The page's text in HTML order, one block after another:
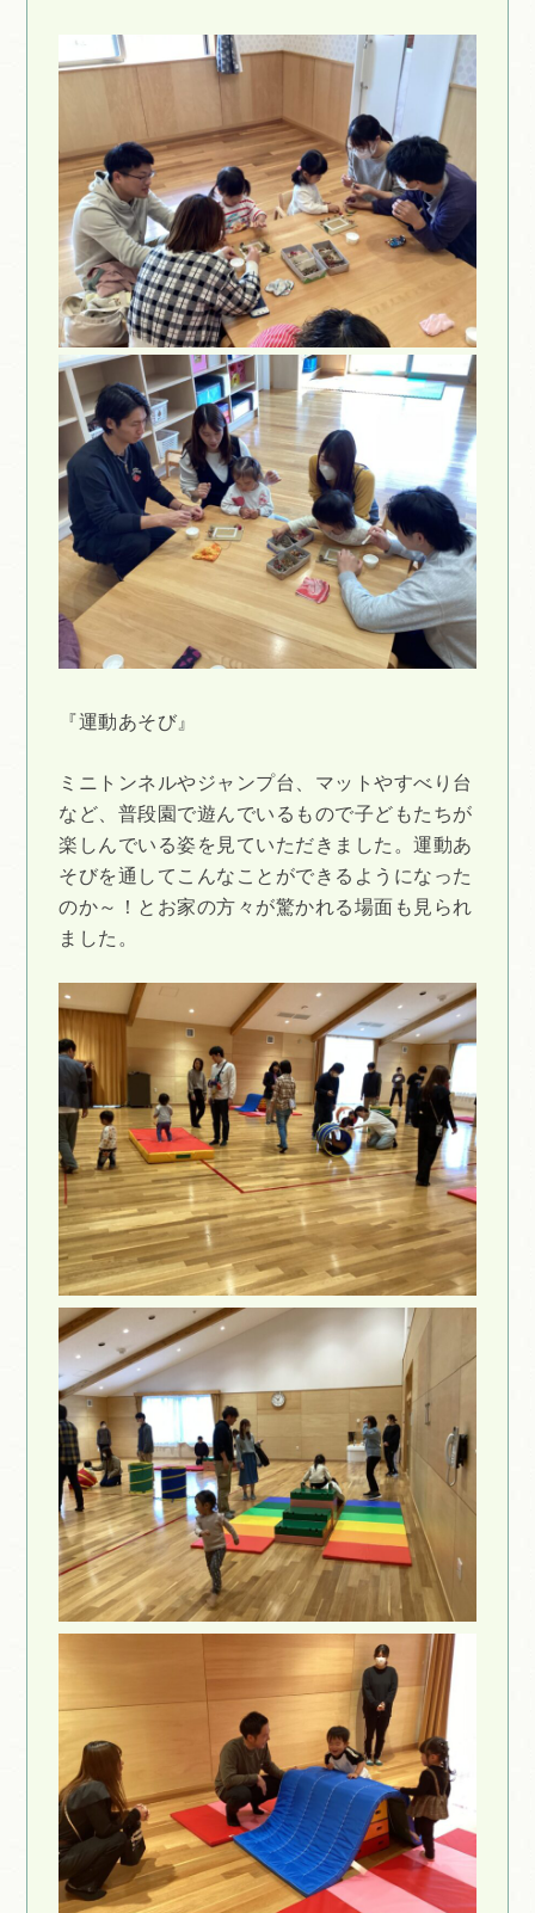
『運動あそび』
ミニトンネルやジャンプ台、マットやすべり台
など、普段園で遊んでいるもので子どもたちが
楽しんでいる姿を見ていただきました。運動あ
そびを通してこんなことができるようになった
のか～！とお家の方々が驚かれる場面も見られ
ました。